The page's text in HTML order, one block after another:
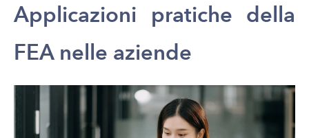
Applicazioni pratiche della
FEA nelle aziende